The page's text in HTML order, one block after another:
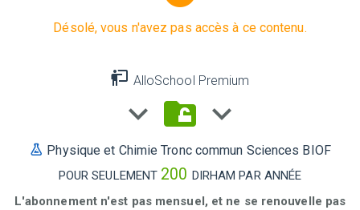
Désolé, vous n'avez pas accès à ce contenu.
AlloSchool Premium
Physique et Chimie Tronc commun Sciences BIOF
POUR SEULEMENT 200 DIRHAM PAR ANNÉE
L'abonnement n'est pas mensuel, et ne se renouvelle pas